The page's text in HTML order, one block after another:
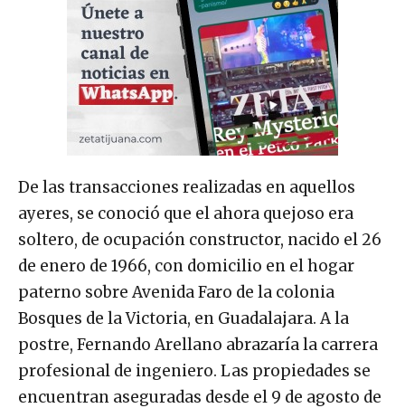
De las transacciones realizadas en aquellos
ayeres, se conoció que el ahora quejoso era
soltero, de ocupación constructor, nacido el 26
de enero de 1966, con domicilio en el hogar
paterno sobre Avenida Faro de la colonia
Bosques de la Victoria, en Guadalajara. A la
postre, Fernando Arellano abrazaría la carrera
profesional de ingeniero. Las propiedades se
encuentran aseguradas desde el 9 de agosto de